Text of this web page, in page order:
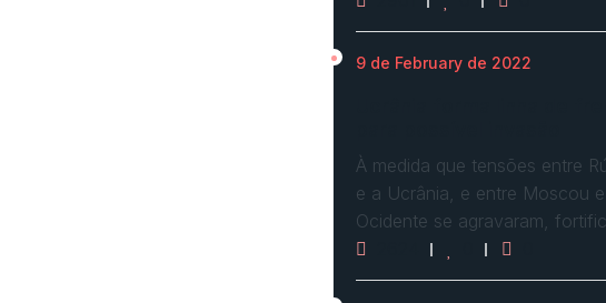
9 de February de 2022
À medida que tensões entre
e a Ucrânia, e entre Moscou
Ocidente se agravaram,